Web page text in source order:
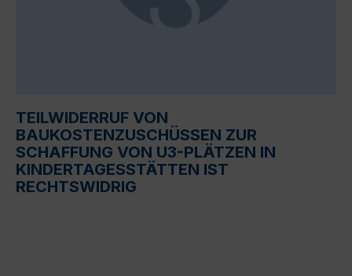
TEILWIDERRUF VON
BAUKOSTENZUSCHÜSSEN ZUR
SCHAFFUNG VON U3-PLÄTZEN IN
KINDERTAGESSTÄTTEN IST
RECHTSWIDRIG